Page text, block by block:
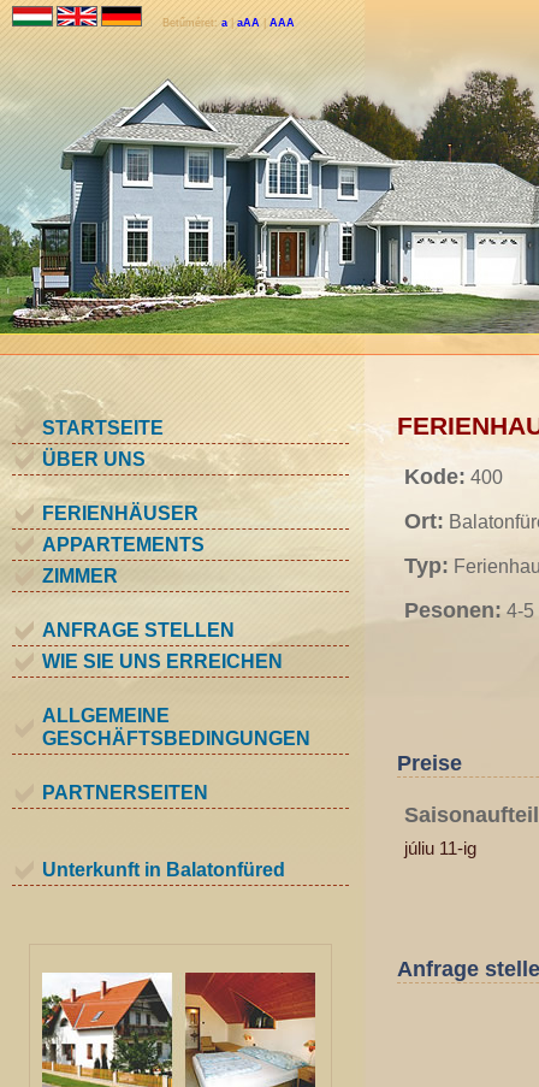
Betűméret:a |aAA| AAA
STARTSEITE
ÜBER UNS
FERIENHÄUSER
APPARTEMENTS
ZIMMER
ANFRAGE STELLEN
WIE SIE UNS ERREICHEN
ALLGEMEINE
GESCHÄFTSBEDINGUNGEN
PARTNERSEITEN
Unterkunft in Balatonfüred
Kode: 400
Ort:
Typ:
Pesonen: 4-5
Preise
júliu 11-ig
Anfrage